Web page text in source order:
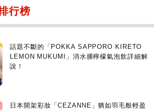
Depart～
行榜
話題不斷的「POKKA SAPPORO KIRETO
LEMON MUKUMI」消水腫檸檬氣泡飲詳細解
說！
日本開架彩妝「CEZANNE」猶如羽毛般輕盈